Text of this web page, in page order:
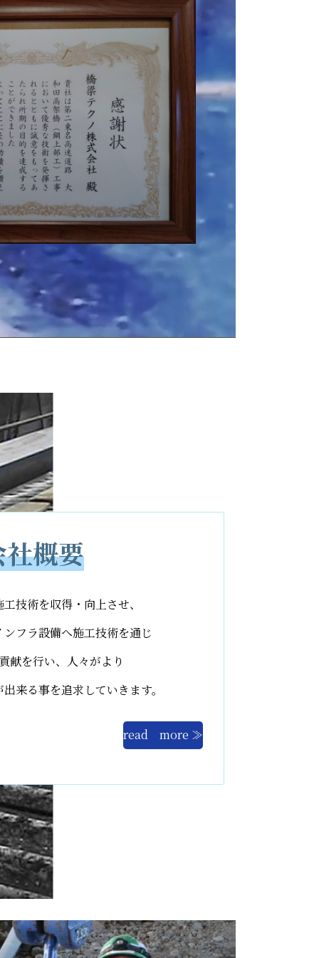
概要
技術を収得・向上させ、
フラ設備へ施工技術を通じ
献を行い、人々がより
来る事を追求していきます。
read more ≫